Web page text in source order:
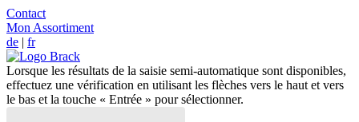
Contact
Mon Assortiment
de | fr
Lorsque les résultats de la saisie semi-automatique sont disponibles,
effectuez une vérification en utilisant les flèches vers le haut et vers
le bas et la touche « Entrée » pour sélectionner.